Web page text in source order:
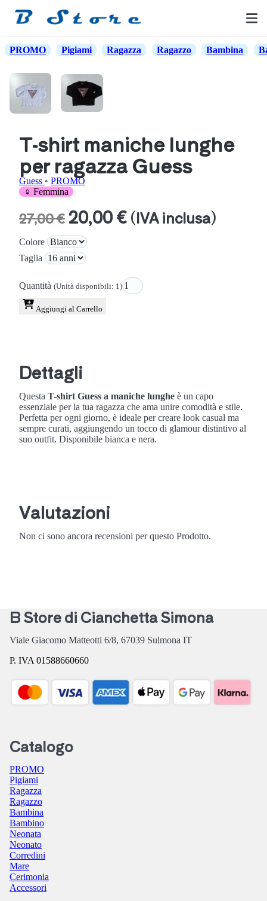
PROMO Pigiami Ragazza Ragazzo Bambina
T-shirt maniche lunghe
per ragazza Guess
Guess • PROMO
♀ Femmina
27,00 € 20,00 € (IVA inclusa)
Colore
Taglia
Quantità (Unità disponibili: 1)
Aggiungi al Carrello
Dettagli
Questa T-shirt Guess a maniche lunghe è un capo
essenziale per la tua ragazza che ama unire comodità e stile.
Perfetta per ogni giorno, è ideale per creare look casual ma
sempre curati, aggiungendo un tocco di glamour distintivo al
suo outfit. Disponibile bianca e nera.
Valutazioni
Non ci sono ancora recensioni per questo Prodotto.
B Store di Cianchetta Simona
Viale Giacomo Matteotti 6/8, 67039 Sulmona IT
P. IVA 01588660660
Catalogo
PROMO
Pigiami
Ragazza
Ragazzo
Bambina
Bambino
Neonata
Neonato
Corredini
Mare
Cerimonia
Accessori